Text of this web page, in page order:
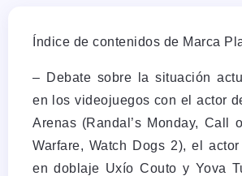
Índice de contenidos de Marca
– Debate sobre la situación
en los videojuegos con el actor
Arenas (Randal’s Monday, Call
Warfare, Watch Dogs 2), el
en doblaje Uxío Couto y Yova